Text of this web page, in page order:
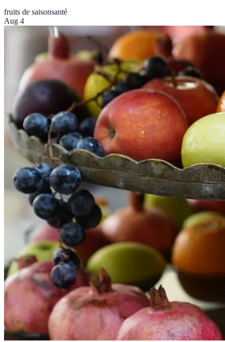
fruits de saisonsanté
Aug 4